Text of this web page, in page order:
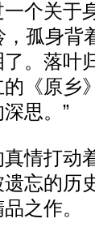
一个关于
孤身背
。落叶
《原乡
思。”
情打动
忘的历
之作。